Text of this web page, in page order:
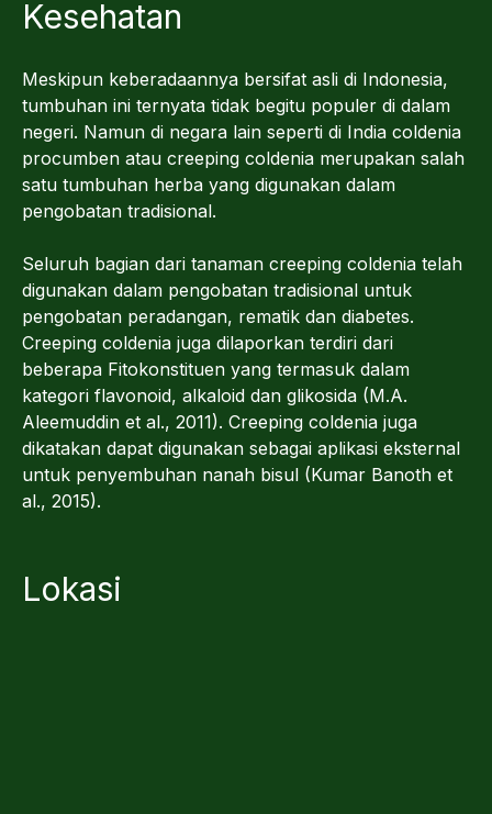
Kesehatan
Meskipun keberadaannya bersifat asli di Indonesia,
tumbuhan ini ternyata tidak begitu populer di dalam
negeri. Namun di negara lain seperti di India coldenia
procumben atau creeping coldenia merupakan salah
satu tumbuhan herba yang digunakan dalam
pengobatan tradisional.
Seluruh bagian dari tanaman creeping coldenia telah
digunakan dalam pengobatan tradisional untuk
pengobatan peradangan, rematik dan diabetes.
Creeping coldenia juga dilaporkan terdiri dari
beberapa Fitokonstituen yang termasuk dalam
kategori flavonoid, alkaloid dan glikosida (M.A.
Aleemuddin et al., 2011). Creeping coldenia juga
dikatakan dapat digunakan sebagai aplikasi eksternal
untuk penyembuhan nanah bisul (Kumar Banoth et
al., 2015).
Lokasi